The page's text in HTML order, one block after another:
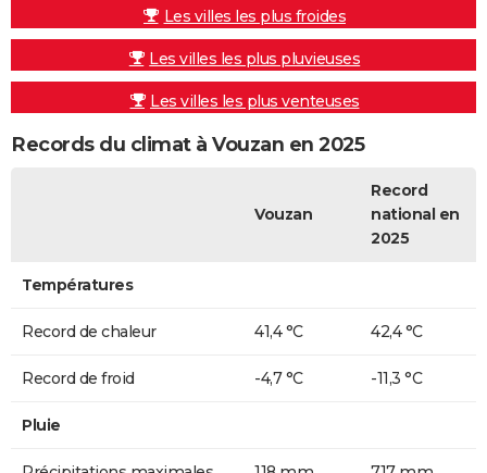
Les villes les plus froides
Les villes les plus pluvieuses
Les villes les plus venteuses
Records du climat à Vouzan en 2025
Vouzan
Record
national en
2025
Températures
Record de chaleur 41,4 °C 42,4 °C
Record de froid -4,7 °C -11,3 °C
Pluie